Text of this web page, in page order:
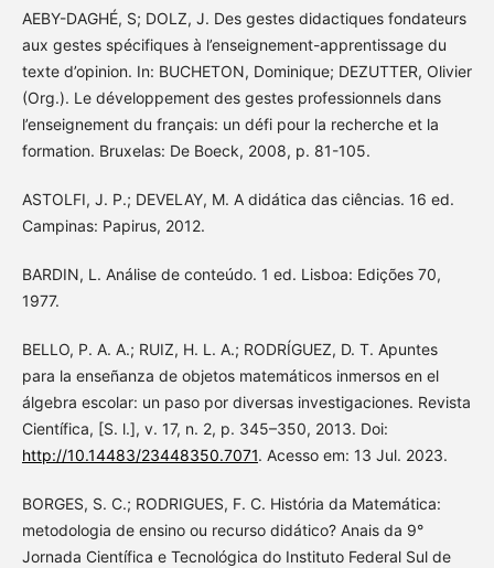
AEBY-DAGHÉ, S; DOLZ, J. Des gestes didactiques fondateurs
aux gestes spécifiques à l’enseignement-apprentissage du
texte d’opinion. In: BUCHETON, Dominique; DEZUTTER, Olivier
(Org.). Le développement des gestes professionnels dans
l’enseignement du français: un défi pour la recherche et la
formation. Bruxelas: De Boeck, 2008, p. 81-105.
ASTOLFI, J. P.; DEVELAY, M. A didática das ciências. 16 ed.
Campinas: Papirus, 2012.
BARDIN, L. Análise de conteúdo. 1 ed. Lisboa: Edições 70,
1977.
BELLO, P. A. A.; RUIZ, H. L. A.; RODRÍGUEZ, D. T. Apuntes
para la enseñanza de objetos matemáticos inmersos en el
álgebra escolar: un paso por diversas investigaciones. Revista
Científica, [S. l.], v. 17, n. 2, p. 345–350, 2013. Doi:
http://10.14483/23448350.7071. Acesso em: 13 Jul. 2023.
BORGES, S. C.; RODRIGUES, F. C. História da Matemática:
metodologia de ensino ou recurso didático? Anais da 9°
Jornada Científica e Tecnológica do Instituto Federal Sul de